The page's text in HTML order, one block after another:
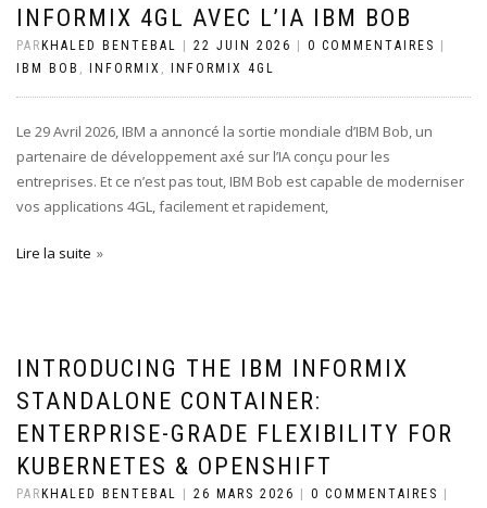
INFORMIX 4GL AVEC L’IA IBM BOB
PAR KHALED BENTEBAL 22 JUIN 2026 0 COMMENTAIRES
IBM BOB , INFORMIX , INFORMIX 4GL
Le 29 Avril 2026, IBM a annoncé la sortie mondiale d’IBM Bob, un
partenaire de développement axé sur l’IA conçu pour les
entreprises. Et ce n’est pas tout, IBM Bob est capable de moderniser
vos applications 4GL, facilement et rapidement,
Lire la suite
INTRODUCING THE IBM INFORMIX
STANDALONE CONTAINER:
ENTERPRISE-GRADE FLEXIBILITY FOR
KUBERNETES & OPENSHIFT
PAR KHALED BENTEBAL 26 MARS 2026 0 COMMENTAIRES